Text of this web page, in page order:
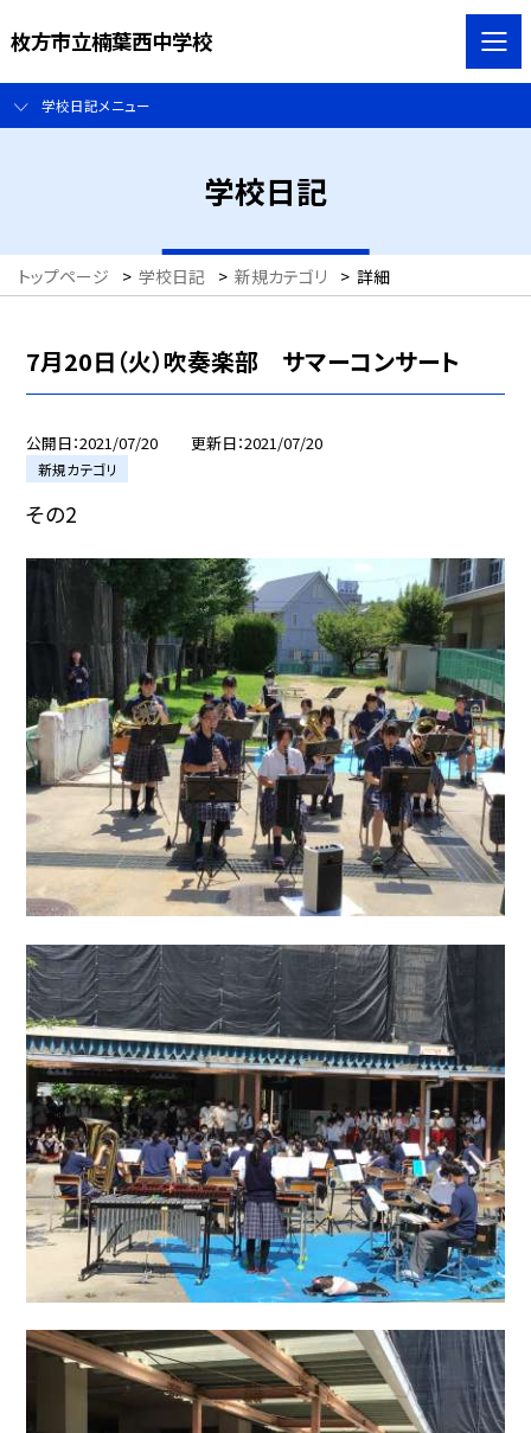
枚方市立楠葉西中学校
学校日記メニュー
学校日記
トップページ > 学校日記 > 新規カテゴリ > 詳細
7月20日（火）吹奏楽部 サマーコンサート
公開日 2021/07/20 更新日 2021/07/20
新規カテゴリ
その2